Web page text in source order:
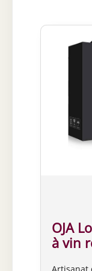
est
verres à
l'option
garder
pour
toujours
OJA
à vin